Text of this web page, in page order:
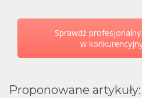
Sprawdź
w
Proponowane artykuły: